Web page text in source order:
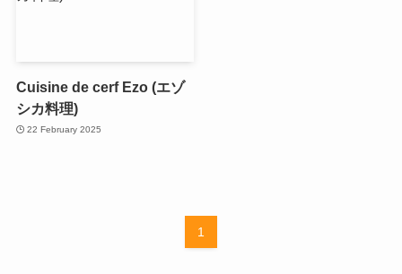
Cuisine de cerf Ezo (エゾ
シカ料理)
22 February 2025
1